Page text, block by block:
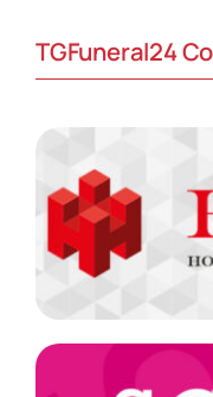
TGFuneral24